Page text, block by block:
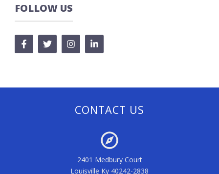
FOLLOW US
CONTACT US
2401 Medbury Court
Louisville Ky 40242-2838